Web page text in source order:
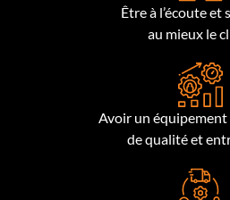
Être à l’écoute et
au mieux le
Avoir un
de qualité et